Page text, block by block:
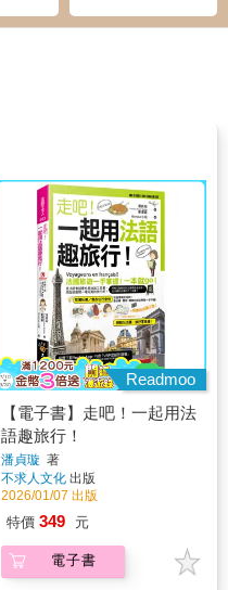
Readmoo
【電子書】走吧！一起用法
語趣旅行！
潘貞璇 著
不求人文化 出版
2026/01/07 出版
特價 349 元
電子書